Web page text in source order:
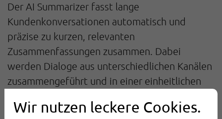
Wir nutzen leckere Cookies.
Der AI Summarizer fasst lange
Kundenkonversationen automatisch und
präzise zu kurzen, relevanten
Zusammenfassungen zusammen. Dabei
werden Dialoge aus unterschiedlichen Kanälen
zusammengeführt und in einer einheitlichen
erfassen Servicemitarbeitende den